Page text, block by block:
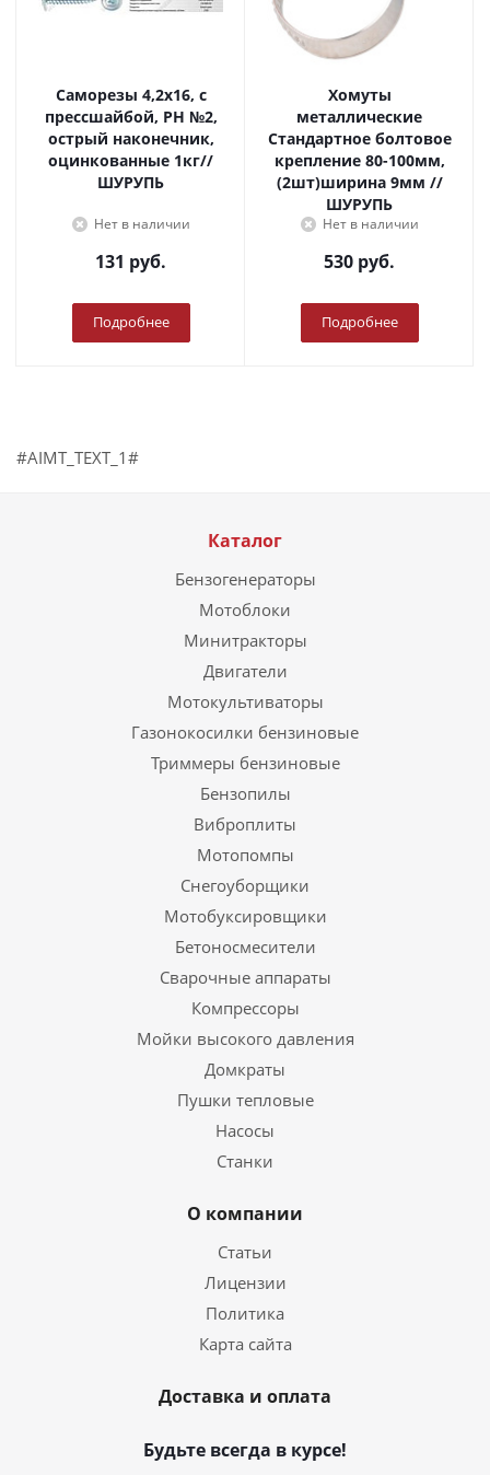
Саморезы 4,2х16, с
прессшайбой, PH №2,
острый наконечник,
оцинкованные 1кг//
ШУРУПЬ
Нет в наличии
131 руб.
Подробнее
Хомуты
металлические
Стандартное болтовое
крепление 80-100мм,
(2шт)ширина 9мм //
ШУРУПЬ
Нет в наличии
530 руб.
Подробнее
#AIMT_TEXT_1#
Каталог
Бензогенераторы
Мотоблоки
Минитракторы
Двигатели
Мотокультиваторы
Газонокосилки бензиновые
Триммеры бензиновые
Бензопилы
Виброплиты
Мотопомпы
Снегоуборщики
Мотобуксировщики
Бетоносмесители
Сварочные аппараты
Компрессоры
Мойки высокого давления
Домкраты
Пушки тепловые
Насосы
Станки
О компании
Статьи
Лицензии
Политика
Карта сайта
Доставка и оплата
Будьте всегда в курсе!